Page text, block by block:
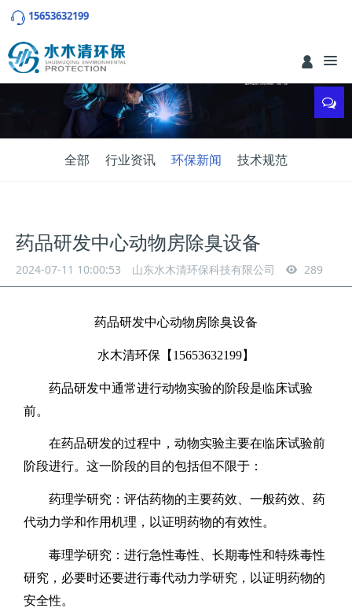
15653632199
全部 行业资讯 环保新闻 技术规范
药品研发中心动物房除臭设备
2024-07-11 10:00:53 山东水木清环保科技有限公司 289
药品研发中心动物房除臭设备
水木清环保【 15653632199】
药品研发中通常进行动物实验的阶段是临床试验
前。
在药品研发的过程中， 动物实验主要在临床试验前
阶段进行。 这一阶段的目的包括但不限于：
药理学研究： 评估药物的主要药效、 一般药效、 药
代动力学和作用机理， 以证明药物的有效性。
毒理学研究： 进行急性毒性、 长期毒性和特殊毒性
研究， 必要时还要进行毒代动力学研究， 以证明药物的
安全性。